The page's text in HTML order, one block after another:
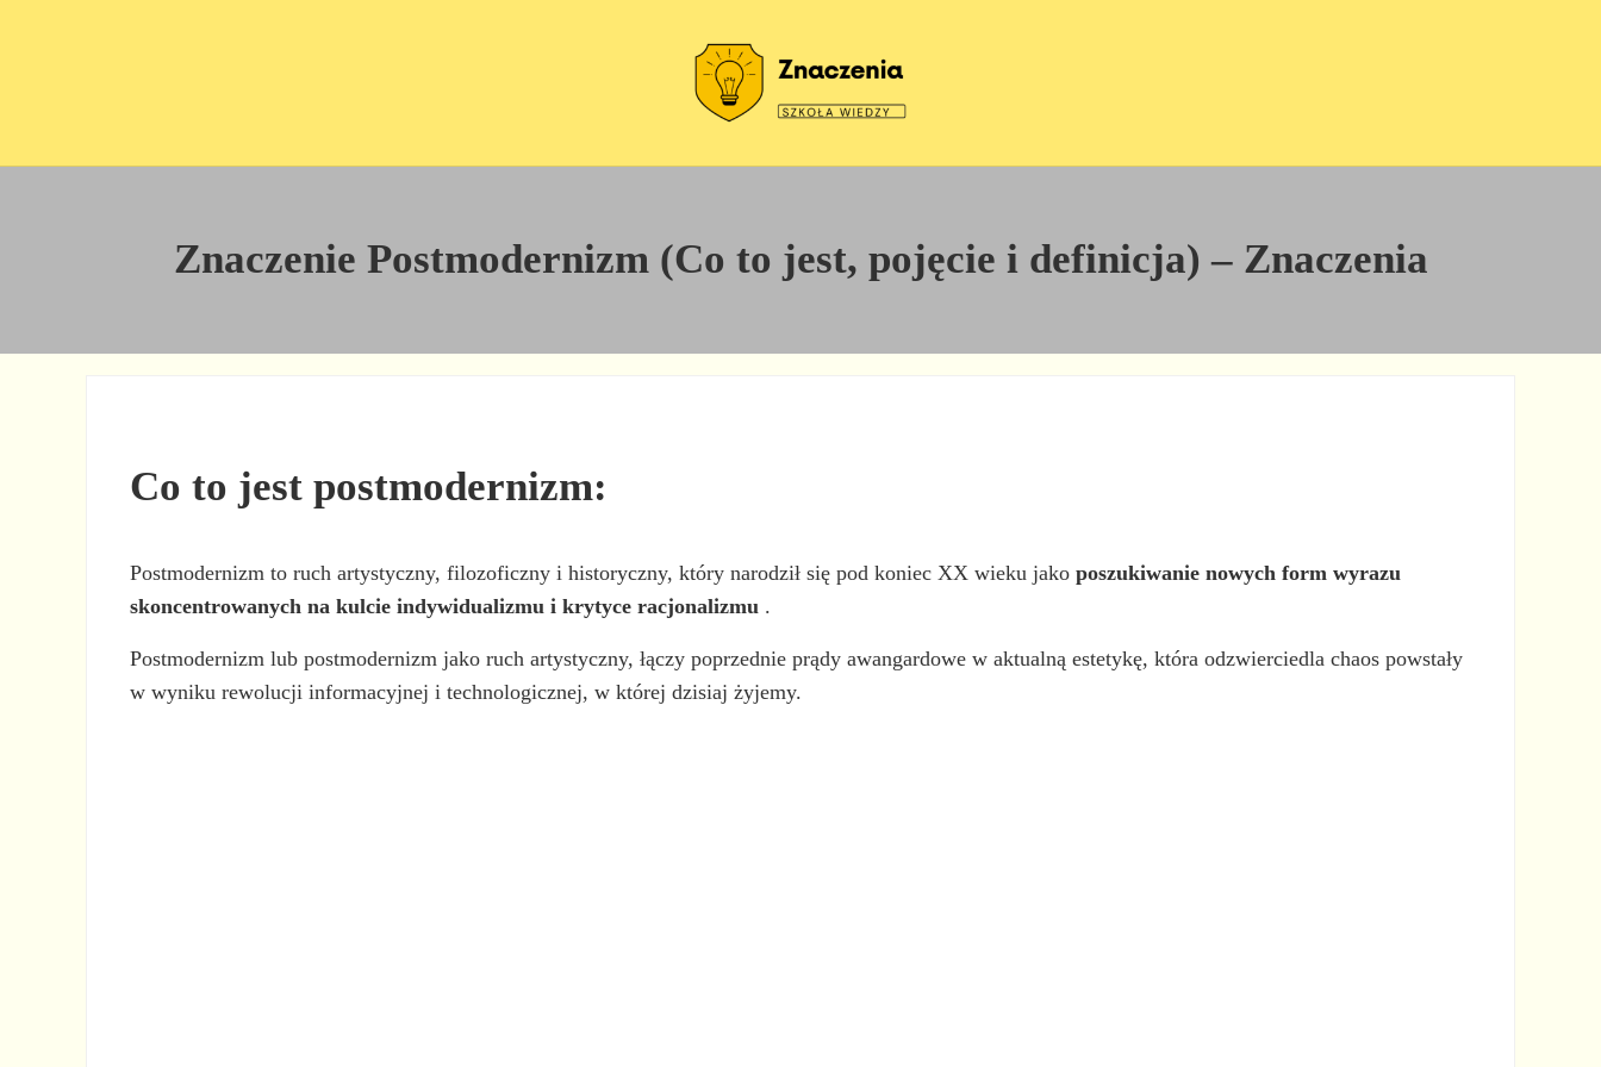
Znaczenie Postmodernizm (Co to jest, pojęcie i definicja) – Znaczenia
Co to jest postmodernizm:
Postmodernizm to ruch artystyczny, filozoficzny i historyczny, który narodził się pod koniec XX wieku jakoposzukiwanie nowych form wyrazu
skoncentrowanych na kulcie indywidualizmu i krytyce racjonalizmu .
Postmodernizm lub postmodernizm jako ruch artystyczny, łączy poprzednie prądy awangardowe w aktualną estetykę, która odzwierciedla chaos powstały
w wyniku rewolucji informacyjnej i technologicznej, w której dzisiaj żyjemy.